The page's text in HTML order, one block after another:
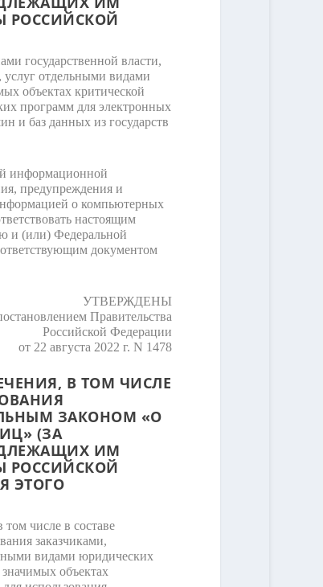
РОССИЙСКОЙ
государственной власти,
услуг отдельными видами
объектах критической
программ для электронных
и баз данных из государств
информационной
предупреждения и
о компьютерных
настоящим
и (или) Федеральной
документом
УТВЕРЖДЕНЫ
Правительства
Российской Федерации
от 22 августа 2022 г. N 1478
В ТОМ ЧИСЛЕ
ЗАКОНОМ «О
(ЗА
ИМ
РОССИЙСКОЙ
ЭТОГО
числе в составе
заказчиками,
видами юридических
объектах